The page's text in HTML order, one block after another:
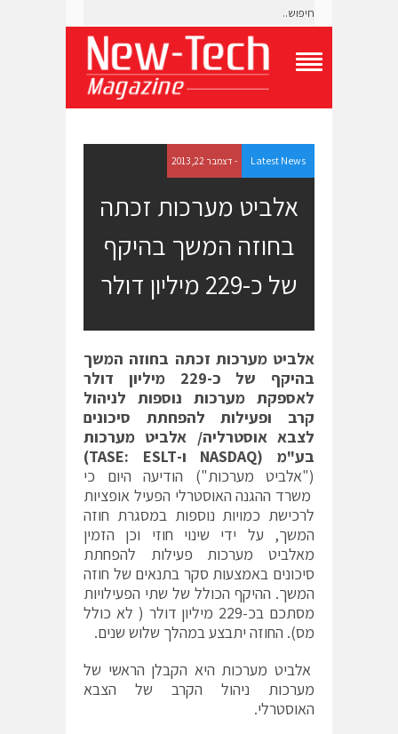
g
l
e
N
M
n
u
Latest News - דצמבר 22, 2013
אלביט מערכות זכתה
בחוזה המשך בהיקף
של כ-229 מיליון דולר
אלביט מערכות זכתה בחוזה המשך
בהיקף של כ-229 מיליון דולר
לאספקת מערכות נוספות לניהול
קרב ופעילות להפחתת סיכונים
לצבא אוסטרליה/ אלביט מערכות
בע"מ (NASDAQ ו- TASE: ESLT
)
("אלביט מערכות") הודיעה היום כי
משרד ההגנה האוסטרלי הפעיל אופציות
לרכישת כמויות נוספות במסגרת חוזה
המשך, על ידי שינוי חוזי וכן הזמין
מאלביט מערכות פעילות להפחתת
סיכונים באמצעות סקר בתנאים של חוזה
המשך. ההיקף הכולל של שתי הפעילויות
מסתכם בכ-229 מיליון דולר ( לא כולל
מס). החוזה יתבצע במהלך שלוש שנים.
אלביט מערכות היא הקבלן הראשי של
מערכות ניהול הקרב של הצבא
האוסטרלי.